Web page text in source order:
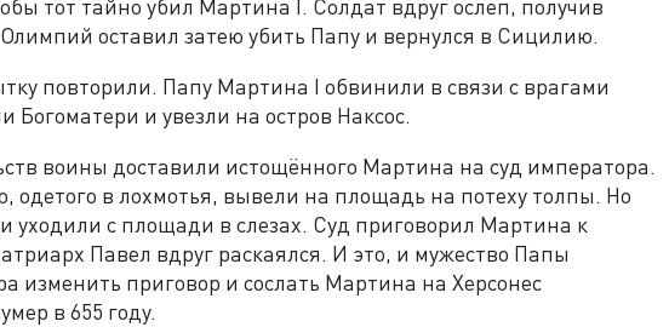
тот тайно убил Мартина I. Солдат вдруг ослеп, получив
оставил затею убить Папу и вернулся в Сицилию.
повторили. Папу Мартина I обвинили в связи с врагами
Богоматери и увезли на остров Наксос.
воины доставили истощённого Мартина на суд императора.
одетого в лохмотья, вывели на площадь на потеху толпы. Но
уходили с площади в слезах. Суд приговорил Мартина к
Павел вдруг раскаялся. И это, и мужество Папы
изменить приговор и сослать Мартина на Херсонес
в 655 году.